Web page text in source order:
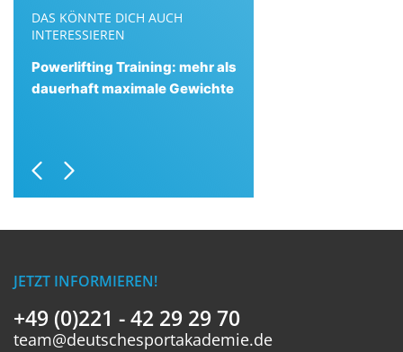
DAS KÖNNTE DICH AUCH
INTERESSIEREN
Powerlifting Training: mehr als
dauerhaft maximale Gewichte
Previous
Next
JETZT INFORMIEREN!
+49 (0)221 - 42 29 29 70
team@deutschesportakademie.de